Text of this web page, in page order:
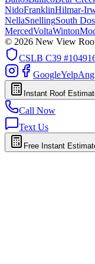
NidoFranklinHilmar-
NellaSnellingSouth
MercedVoltaWinton
© 2026 New View
CSLB C39
GoogleYelp
Instant Roof
Call Now
Text Us
Free Instant